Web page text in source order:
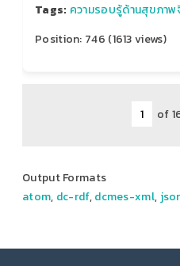
Tags: ความรอบรู้ด้านสุขภาพ
Position: 746 (1613views)
of
Output Formats
atom, dc-rdf,dcmes-xml,